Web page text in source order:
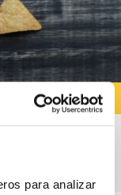
para analizar
de gallo